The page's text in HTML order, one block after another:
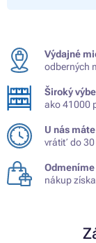
Výdajné
odberných
Široký
ako 41000
U nás
vrátiť do 30
Odmeníme
nákup